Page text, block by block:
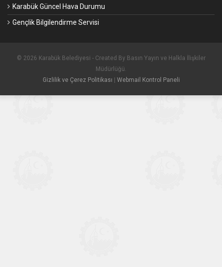
Karabük Güncel Hava Durumu
Gençlik Bilgilendirme Servisi
© 2026 Karabük Belediyesi - Created By Basın Yayın ve Halkla İlişkiler
Müdürlüğü.
Gizlilik ve Çerez Politikası
Webmail Kontrol Paneli